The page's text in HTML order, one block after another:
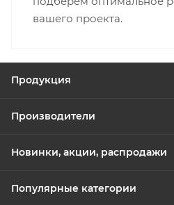
вашего проекта.
Продукция
Производители
Новинки, акции, распродажи
Популярные категории